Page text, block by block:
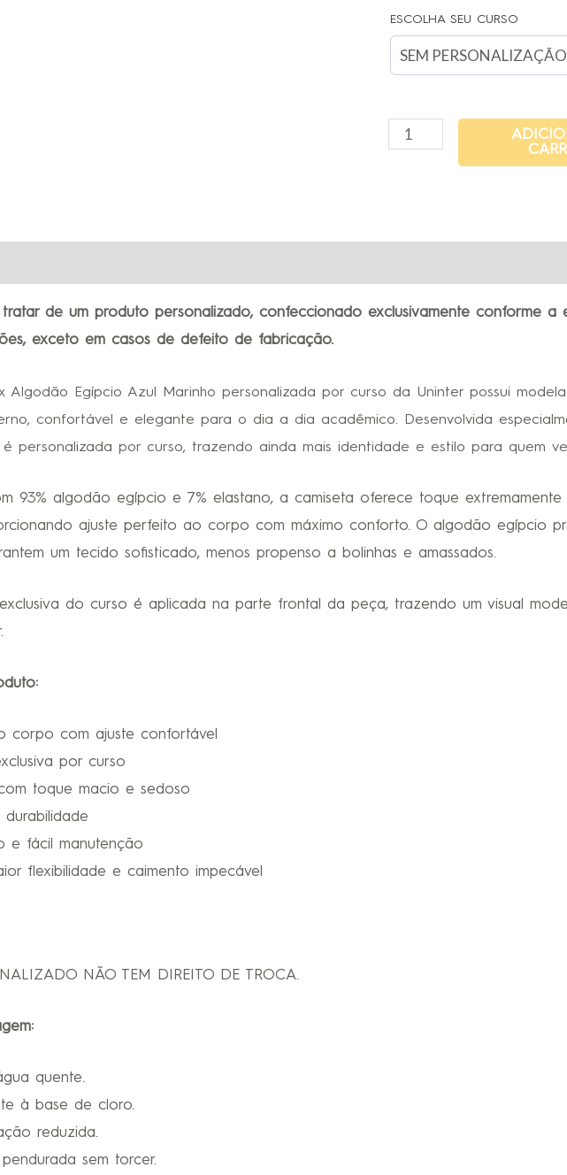
ESCOLHA SEU CURSO
tratar de um produto personalizado, confeccionado exclusivamente conforme a
exceto em casos de defeito de fabricação.
Algodão Egípcio Azul Marinho personalizada por curso da Uninter possui
confortável e elegante para o dia a dia acadêmico. Desenvolvida
personalizada por curso, trazendo ainda mais identidade e estilo para quem
93% algodão egípcio e 7% elastano, a camiseta oferece toque
ajuste perfeito ao corpo com máximo conforto. O algodão egípcio
um tecido sofisticado, menos propenso a bolinhas e amassados.
do curso é aplicada na parte frontal da peça, trazendo um visual
corpo com ajuste confortável
por curso
toque macio e sedoso
durabilidade
e fácil manutenção
flexibilidade e caimento impecável
NÃO TEM DIREITO DE TROCA.
quente.
à base de cloro.
reduzida.
sem torcer.